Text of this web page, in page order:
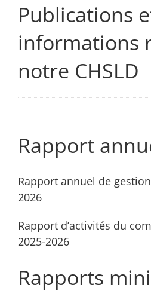
Publications
informations
notre CHSLD
Rapport
Rapport annuel de
2026
Rapport d’activités du
2025-2026
Rapports